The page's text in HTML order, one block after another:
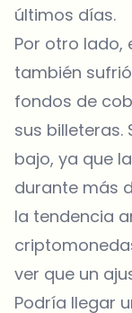
últimos días.
Por otro lado,
también
fondos de
sus billeteras.
bajo, ya que
durante más
la tendencia
ver que un
Podría llegar